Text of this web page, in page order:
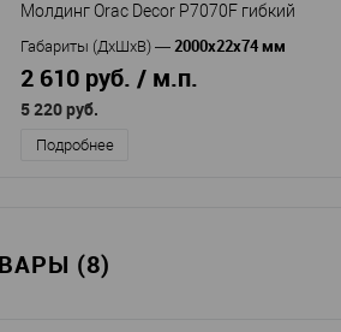
Молдинг Orac Decor P7070F гибкий
Габариты (ДхШхВ) — 2000x22x74 мм
2 610 руб. / м.п.
5 220 руб.
Подробнее
(8)